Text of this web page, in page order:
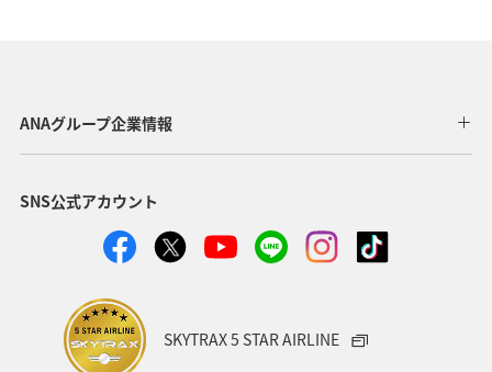
ANAマイレージクラブ 四国地方
ANAショッピング A-style
ツアー 旅アト 静岡県
福岡県 アオリイカ
神奈川県 趣味
ANAグループ企業情報
SNS公式アカウント
SKYTRAX 5 STAR AIRLINE